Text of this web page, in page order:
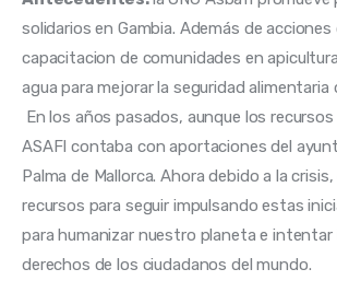
solidarios en Gambia. Además de acciones
capacitacion de comunidades en
agua para mejorar la seguridad alimentaria
En los años pasados, aunque los
ASAFI contaba con aportaciones del
Palma de Mallorca. Ahora debido a la
recursos para seguir impulsando estas
para humanizar nuestro planeta e intentar
derechos de los ciudadanos del mundo.